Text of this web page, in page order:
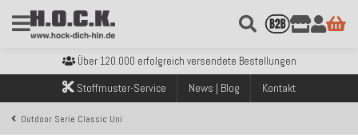
Über 120.000 erfolgreich versendete Bestellungen
Sicher bezahlen mit Klarna, PayPal & Amazon Pay
Kostenloser Versand innerhalb Deutschlands ab 99€ Bestellwert
Über 120.000 erfolgreich versendete Bestellungen
Sicher bezahlen mit Klarna, PayPal & Amazon Pay
Stoffmuster-Service News | Blog Kontakt
Outdoor Serie Classic Uni